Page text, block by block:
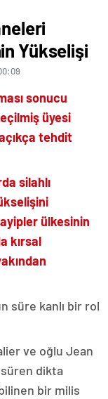
Yükselişi
sonucu
üyesi
tehdit
silahlı
ülkesinin
kırsal
süre kanlı bir rol
ve oğlu Jean
süren dikta
bir milis